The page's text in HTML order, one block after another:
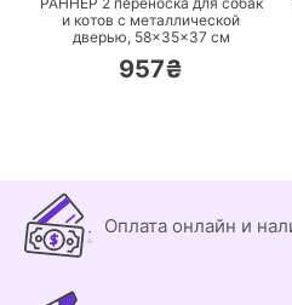
и котов с металлической
дверью, 58×35×37 см
957₴
Оплата онлайн и